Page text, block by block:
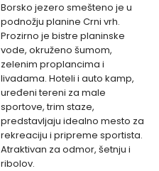
Borsko jezero smešteno je u
podnožju planine Crni vrh.
Prozirno je bistre planinske
vode, okruženo šumom,
zelenim proplancima i
livadama. Hoteli i auto kamp,
uređeni tereni za male
sportove, trim staze,
predstavljaju idealno mesto za
rekreaciju i pripreme sportista.
Atraktivan za odmor, šetnju i
ribolov.